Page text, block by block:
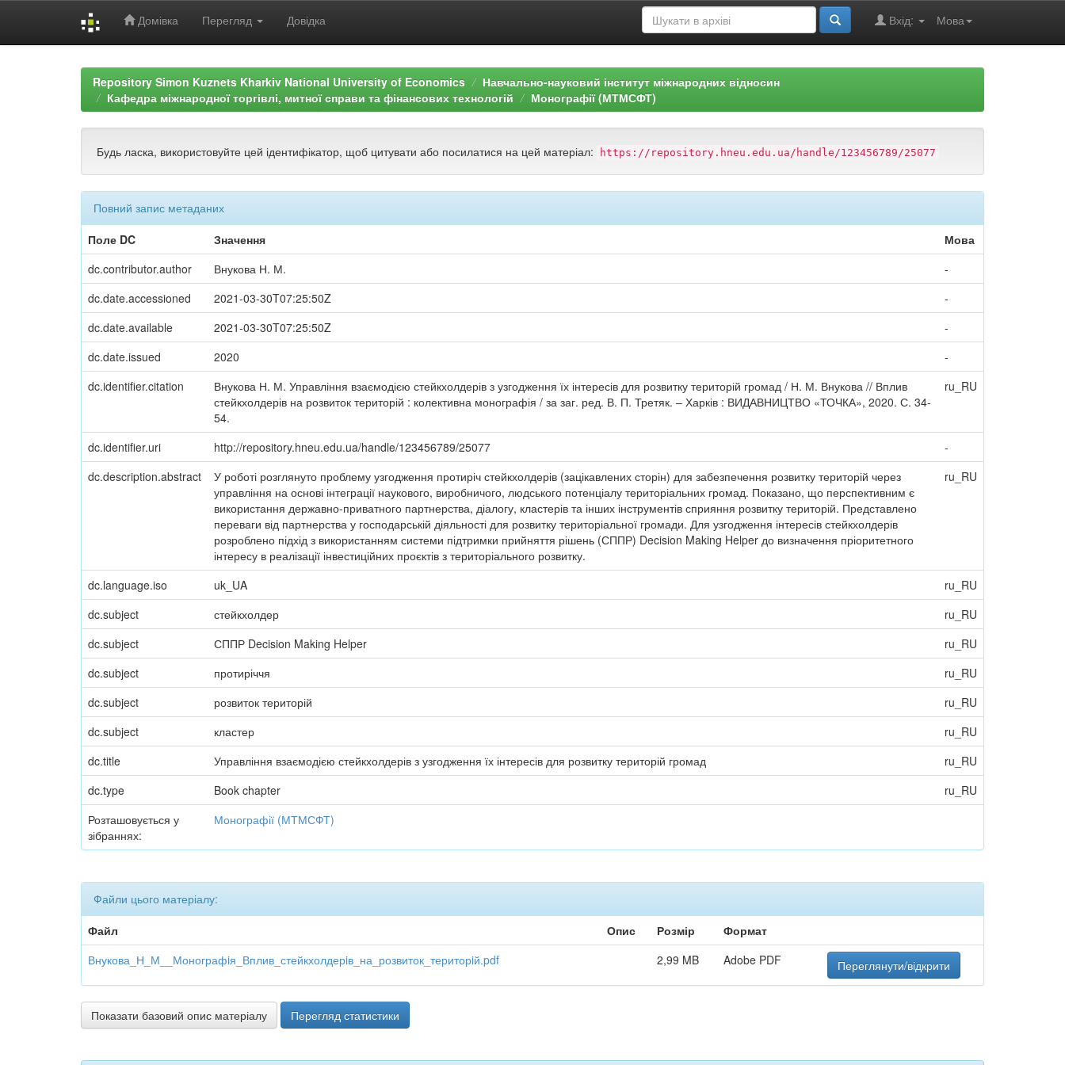
Домівка Перегляд Довідка Мова
Вхід:
Repository Simon Kuznets Kharkiv National University of Economics
Навчально-науковий інститут міжнародних відносин
Кафедра міжнародної торгівлі, митної справи та фінансових технологій
Монографії (МТМСФТ)
Будь ласка, використовуйте цей ідентифікатор, щоб цитувати або посилатися на цей матеріал: https://repository.hneu.edu.ua/handle/123456789/25077
Повний запис метаданих
Поле DC
Значення
Мова
dc.contributor.author
Внукова Н. М.
-
dc.date.accessioned
2021-03-30T07:25:50Z
-
dc.date.available
2021-03-30T07:25:50Z
-
dc.date.issued
2020
-
dc.identifier.citation
Внукова Н. М. Управління взаємодією стейкхолдерів з узгодження їх інтересів для розвитку територій громад / Н. М. Внукова // Вплив
стейкхолдерів на розвиток територій : колективна монографія / за заг. ред. В. П. Третяк. – Харків : ВИДАВНИЦТВО «ТОЧКА», 2020. С. 34-
54.
ru_RU
dc.identifier.uri http://repository.hneu.edu.ua/handle/123456789/25077
-
dc.description.abstract
У роботі розглянуто проблему узгодження протиріч стейкхолдерів (зацікавлених сторін) для забезпечення розвитку територій через
управління на основі інтеграції наукового, виробничого, людського потенціалу територіальних громад. Показано, що перспективним є
використання державно-приватного партнерства, діалогу, кластерів та інших інструментів сприяння розвитку територій. Представлено
переваги від партнерства у господарській діяльності для розвитку територіальної громади. Для узгодження інтересів стейкхолдерів
розроблено підхід з використанням системи підтримки прийняття рішень (СППР) Decision Making Helper до визначення пріоритетного
інтересу в реалізації інвестиційних проєктів з територіального розвитку.
ru_RU
dc.language.iso uk_UA
ru_RU
dc.subject
стейкхолдер
ru_RU
dc.subject
СППР Decision Making Helper
ru_RU
dc.subject
протиріччя
ru_RU
dc.subject
розвиток територій
ru_RU
dc.subject
кластер
ru_RU
dc.title
Управління взаємодією стейкхолдерів з узгодження їх інтересів для розвитку територій громад
ru_RU
dc.type
Book chapter
ru_RU
Розташовується у
зібраннях:
Монографії (МТМСФТ)
Файли цього матеріалу:
Файл
Опис Розмір
Формат
Внукова_Н_М__Монографiя_Вплив_стейкхолдерiв_на_розвиток_територiй.pdf
2,99 MB Adobe PDF Переглянути/відкрити
Показати базовий опис матеріалу Перегляд статистики